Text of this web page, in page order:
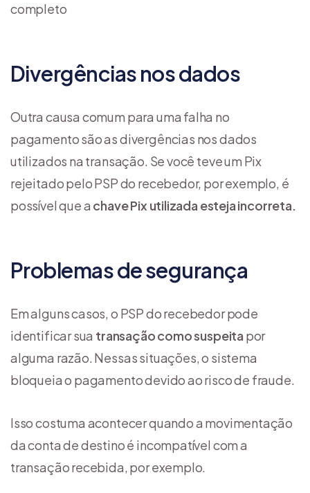
completo
Divergências nos dados
Outra causa comum para uma falha no
pagamento são as divergências nos dados
utilizados na transação. Se você teve um Pix
rejeitado pelo PSP do recebedor, por exemplo, é
possível que a chave Pix utilizada esteja incorreta.
Problemas de segurança
Em alguns casos, o PSP do recebedor pode
identificar sua transação como suspeita por
alguma razão. Nessas situações, o sistema
bloqueia o pagamento devido ao risco de fraude.
Isso costuma acontecer quando a movimentação
da conta de destino é incompatível com a
transação recebida, por exemplo.